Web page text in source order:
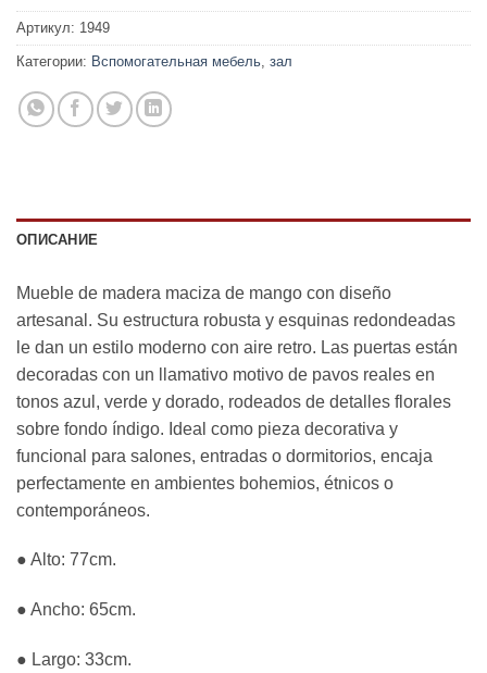
Артикул: 1949
Категории: Вспомогательная мебель зал
ОПИСАНИЕ
Mueble de madera maciza de mango con diseño
artesanal. Su estructura robusta y esquinas redondeadas
le dan un estilo moderno con aire retro. Las puertas están
decoradas con un llamativo motivo de pavos reales en
tonos azul, verde y dorado, rodeados de detalles florales
sobre fondo índigo. Ideal como pieza decorativa y
funcional para salones, entradas o dormitorios, encaja
perfectamente en ambientes bohemios, étnicos o
contemporáneos.
● Alto: 77cm.
● Ancho: 65cm.
● Largo: 33cm.